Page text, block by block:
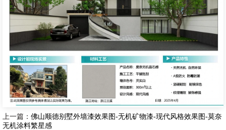
上一篇： 佛山顺德别墅外墙漆效果图-无机矿物漆-现代风格效果图-莫奈
无机涂料繁星感